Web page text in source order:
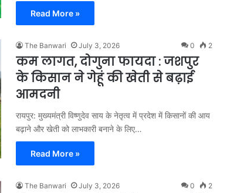
Read More »
The Banwari July 3, 2026 0 2
कम लागत, दोगुना फायदा : जशपुर
के किसान ने गेहूं की खेती से बढ़ाई
आमदनी
रायपुर: मुख्यमंत्री विष्णुदेव साय के नेतृत्व में प्रदेश में किसानों की आय
बढ़ाने और खेती को लाभकारी बनाने के लिए…
Read More »
The Banwari July 3, 2026 0 2